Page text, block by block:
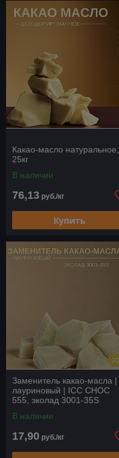
Какао-масло натуральное,
25кг
В наличии
76,13 руб./кг
Купить
Заменитель какао-масла |
лауриновый | ICC CHOC
555, эколад 3001-35S
В наличии
17,90 руб./кг